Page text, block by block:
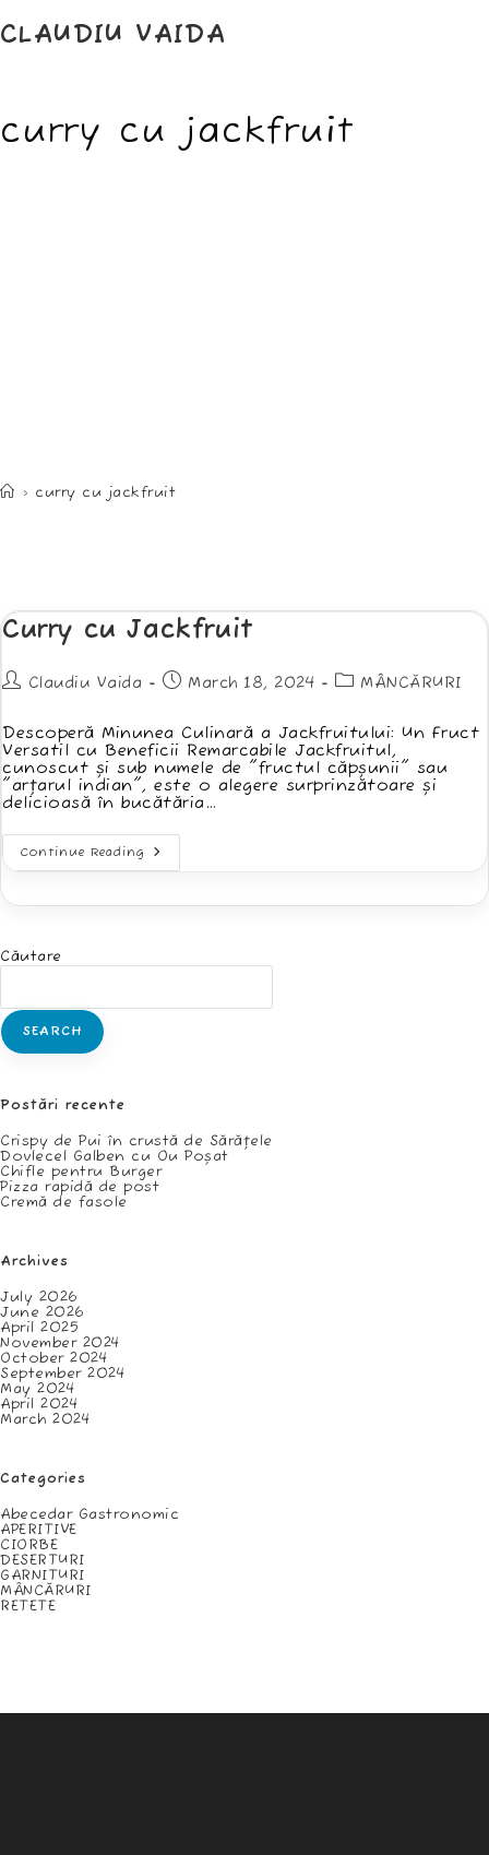
to
content
CLAUDIU VAIDA
curry cu jackfruit
> curry cu jackfruit
Curry cu Jackfruit
PostClaudiu Vaida
PostMarch 18, 2024
PostMÂNCĂRURI
Descoperă Minunea Culinară a Jackfruitului: Un Fruct
Versatil cu Beneficii Remarcabile Jackfruitul,
cunoscut și sub numele de "fructul căpșunii" sau
"arțarul indian", este o alegere surprinzătoare și
delicioasă în bucătăria…
Continue Reading Curry
Cu
Căutare
SEARCH
Postări recente
Crispy de Pui în crustă de Sărățele
Dovlecel Galben cu Ou Poșat
Chifle pentru Burger
Pizza rapidă de post
Cremă de fasole
Archives
July 2026
June 2026
April 2025
November 2024
October 2024
September 2024
May 2024
April 2024
March 2024
Categories
Abecedar Gastronomic
APERITIVE
CIORBE
DESERTURI
GARNITURI
MÂNCĂRURI
RETETE